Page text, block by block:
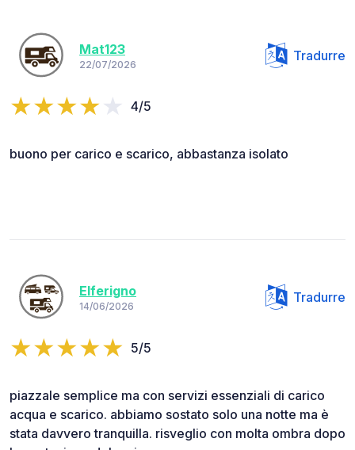
Mat123
22/07/2026
Tradurre
4/5
buono per carico e scarico, abbastanza isolato
Elferigno
14/06/2026
Tradurre
5/5
piazzale semplice ma con servizi essenziali di carico
acqua e scarico. abbiamo sostato solo una notte ma è
stata davvero tranquilla. risveglio con molta ombra dopo